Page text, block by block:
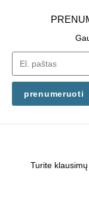
prenumeruoti
Turite